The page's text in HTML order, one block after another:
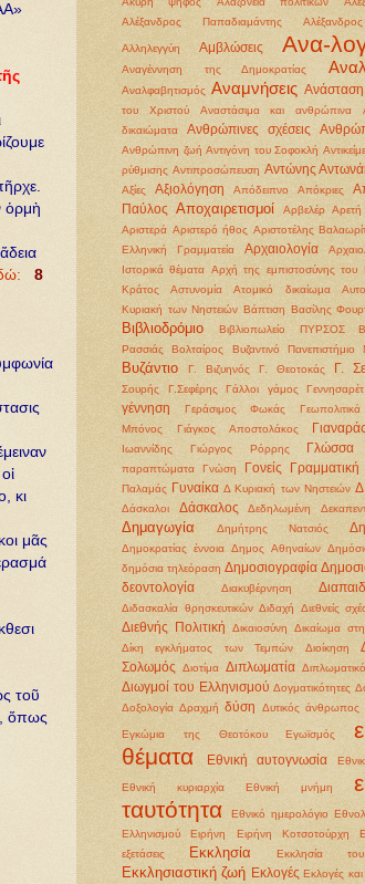
ὁρμὴ
8
κι
μᾶς
τοῦ
ὅπως
Αλέξανδρος Παπαδιαμάντης
Αλληλεγγύη Αμβλώσεις Ανα-
Αναγέννηση της Δημοκρατίας
Αναλφαβητισμός Αναμνήσεις Ανάσταση
του Χριστού
Αναστάσιμα και ανθρώπινα
δικαιώματα
Ανθρώπινες σχέσεις
Ανθρώπινη ζωή Αντιγόνη του Σοφοκλή
ρύθμισης Αντιπροσώπευση Αντώνης
Αξίες
Αξιολόγηση Απόδειπνο Απόκριες
Παύλος Αποχαιρετισμοί Αρβελέρ
Αρετή
Αριστερά Αριστερό ήθος Αριστοτέλης
Ελληνική Γραμματεία
Αρχαιολογία
Ιστορικά θέματα Αρχή της εμπιστοσύνης του
Κράτος
Αστυνομία Ατομικό δικαίωμα
Κυριακή των Νηστειών Βάπτιση Βασίλης
Βιβλιοδρόμιο Βιβλιοπωλείο ΠΥΡΣΟΣ
Ρασσιάς
Βολταίρος Βυζαντινό
Βυζάντιο Γ. Βιζυηνός Γ. Θεοτοκάς Γ.
Σουρής
Γ.Σεφέρης Γάλλοι γάμος Γεννησαρέτ
γέννηση Γεράσιμος Φωκάς Γεωπολιτικά
Μπόνος
Γιάγκος Αποστολάκος
Ιωαννίδης
Γιώργος Ρόρρης Γλώσσα
παραπτώματα
Γνώση Γονείς Γραμματική
Παλαμάς Γυναίκα Δ Κυριακή των Νηστειών
Δάσκαλοι Δάσκαλος Δεδηλωμένη
Δημαγωγία Δημήτρης Νατσιός
Δημοκρατίας έννοια Δημος Αθηναίων
δημόσια τηλεόραση Δημοσιογραφία
δεοντολογία
Διακυβέρνηση
Διδασκαλία θρησκευτικών Διδαχή Διεθνείς
Διεθνής Πολιτική Δικαιοσύνη
Δικαίωμα
Δίκη εγκλήματος των Τεμπών
Διοίκηση
Σολωμός Διοτίμα Διπλωματία
Διωγμοί του Ελληνισμού Δογματικότητες
Δοξολογία Δραχμή δύση Δυτικός άνθρωπος
Εγκώμια της Θεοτόκου Εγωϊσμός
θέματα
Εθνική αυτογνωσία
Εθνική κυριαρχία Εθνική μνήμη
ταυτότητα
Εθνικό ημερολόγιο
Ελληνισμού
Ειρήνη Ειρήνη Κοτσοτούρχη
εξετάσεις
Εκκλησία Εκκλησία
Εκκλησιαστική ζωή Εκλογές Εκλογές